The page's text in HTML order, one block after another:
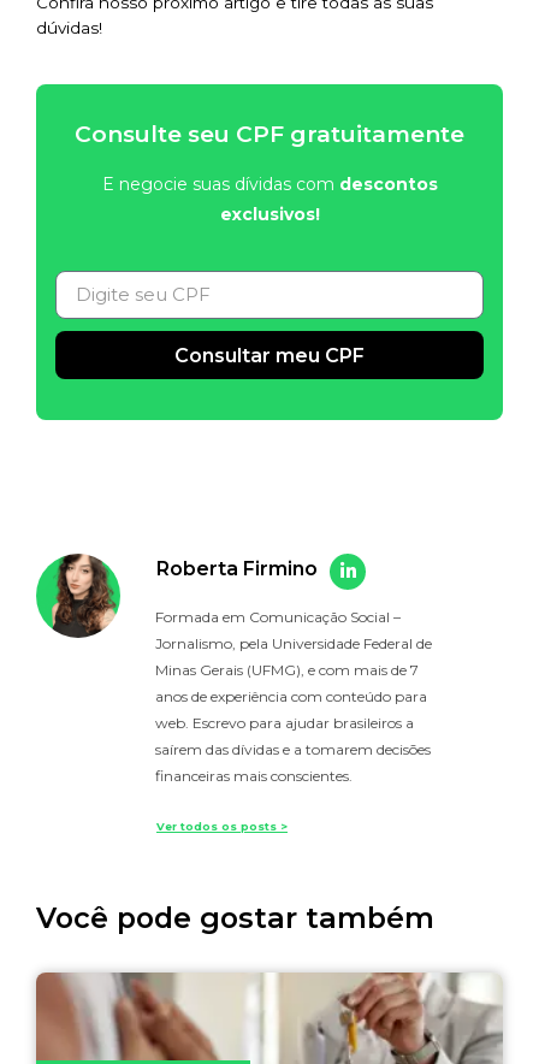
dúvidas!
Consulte seu CPF gratuitamente
E negocie suas dívidas com descontos
exclusivos!
Consultar meu CPF
Roberta Firmino
Formada em Comunicação Social –
Jornalismo, pela Universidade Federal de
Minas Gerais (UFMG), e com mais de 7
anos de experiência com conteúdo para
web. Escrevo para ajudar brasileiros a
saírem das dívidas e a tomarem decisões
financeiras mais conscientes.
Ver todos os posts >
Você pode gostar também